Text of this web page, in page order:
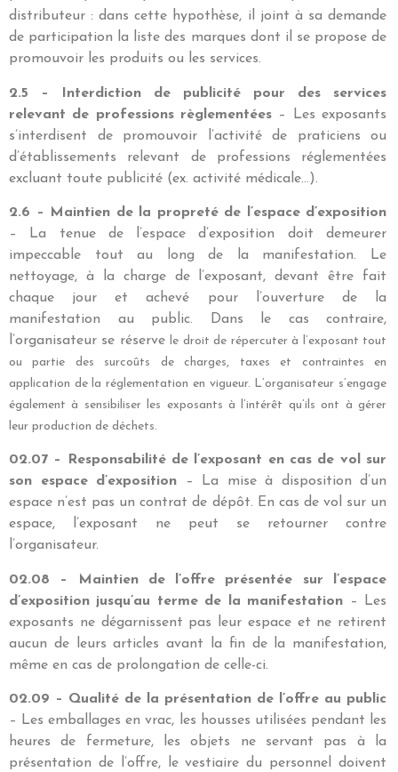
distributeur : dans cette hypothèse, il joint à sa demande
de participation la liste des marques dont il se propose de
promouvoir les produits ou les services.
2.5 – Interdiction de publicité pour des services
relevant de professions règlementées – Les exposants
s’interdisent de promouvoir l’activité de praticiens ou
d’établissements relevant de professions réglementées
excluant toute publicité (ex. activité médicale…).
2.6 – Maintien de la propreté de l’espace d’exposition
– La tenue de l’espace d’exposition doit demeurer
impeccable tout au long de la manifestation. Le
nettoyage, à la charge de l’exposant, devant être fait
chaque jour et achevé pour l’ouverture de la
manifestation au public. Dans le cas contraire,
l’organisateur se réserve le droit de répercuter à l’exposant tout
ou partie des surcoûts de charges, taxes et contraintes en
application de la réglementation en vigueur. L’organisateur s’engage
également à sensibiliser les exposants à l’intérêt qu’ils ont à gérer
leur production de déchets.
02.07 – Responsabilité de l’exposant en cas de vol sur
son espace d’exposition – La mise à disposition d’un
espace n’est pas un contrat de dépôt. En cas de vol sur un
espace, l’exposant ne peut se retourner contre
l’organisateur.
02.08 – Maintien de l’offre présentée sur l’espace
d’exposition jusqu’au terme de la manifestation
– Les
exposants ne dégarnissent pas leur espace et ne retirent
aucun de leurs articles avant la fin de la manifestation,
même en cas de prolongation de celle-ci.
02.09 – Qualité de la présentation de l’offre au public
– Les emballages en vrac, les housses utilisées pendant les
heures de fermeture, les objets ne servant pas à la
présentation de l’offre, le vestiaire du personnel doivent